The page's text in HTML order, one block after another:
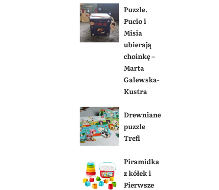
Puzzle.
Pucio i
Misia
ubierają
choinkę –
Marta
Galewska-
Kustra
Drewniane
puzzle
Trefl
Piramidka
z kółek i
Pierwsze